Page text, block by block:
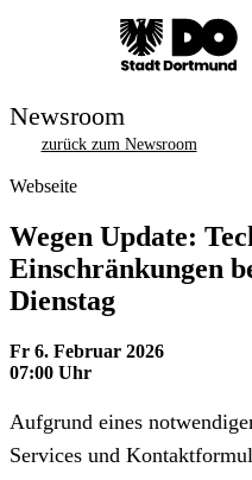
Newsroom
zurück zum Newsroom
Webseite
Wegen Update:
Einschränkungen
Dienstag
Fr 6. Februar 2026
07:00 Uhr
Aufgrund eines
Services und